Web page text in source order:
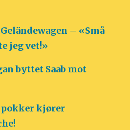
– «Små
jeg vet!»
byttet Saab mot
pokker kjører